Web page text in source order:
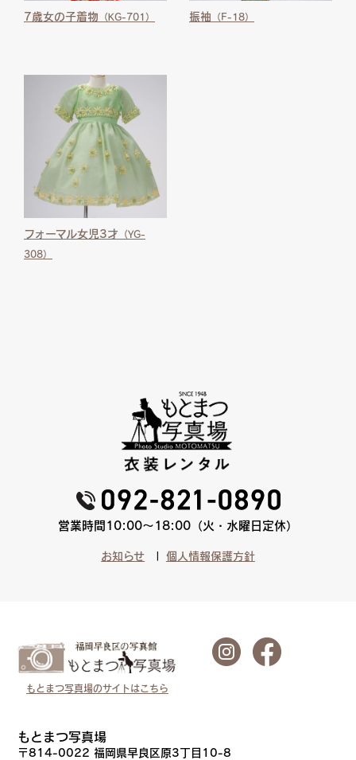
7歳女の子着物 （KG-701） 振袖 （F-18）
フォーマル女児3才 （YG-
308）
営業時間10:00〜18:00（火・水曜日定休）
お知らせ 個人情報保護方針
もとまつ写真場のサイトはこちら
もとまつ写真場
〒814-0022 福岡県早良区原3丁目10-8